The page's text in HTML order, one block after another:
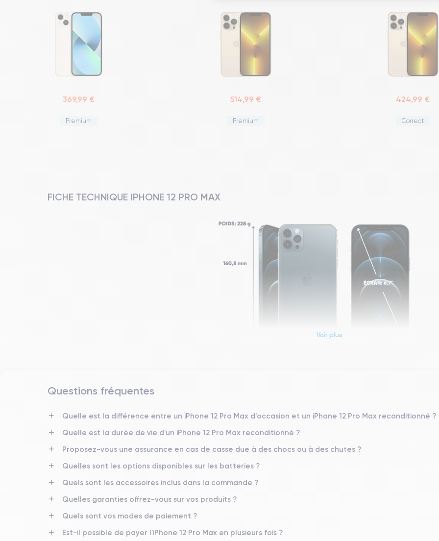
369,99 €
Premium
514,99 €
Premium
424,99 €
Correct
FICHE TECHNIQUE IPHONE 12 PRO MAX
13/11/2020 iOS (iOS 26)
Dimensions
Écran
RAM
Nom de la puce
Puce A14 Bionic
Voir plus
Questions fréquentes
Quelle est la différence entre un iPhone 12 Pro Max d'occasion et un iPhone 12 Pro Max reconditionné ?
Quelle est la durée de vie d'un iPhone 12 Pro Max reconditionné ?
Proposez-vous une assurance en cas de casse due à des chocs ou à des chutes ?
Quelles sont les options disponibles sur les batteries ?
Quels sont les accessoires inclus dans la commande ?
Quelles garanties offrez-vous sur vos produits ?
Quels sont vos modes de paiement ?
Est-il possible de payer l'iPhone 12 Pro Max en plusieurs fois ?